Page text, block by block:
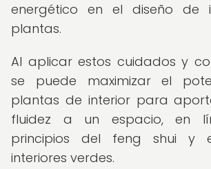
energético en el diseño de
plantas.
Al aplicar estos cuidados y
se puede maximizar el
plantas de interior para
fluidez a un espacio, en
principios del feng shui y
interiores verdes.